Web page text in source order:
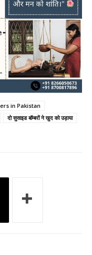
in Pakistan
दो सुसाइड बॉम्बरों ने खुद को उड़ाया